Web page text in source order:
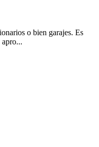
o bien garajes. Es